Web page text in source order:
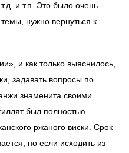
и т.п. Это было очень
нужно вернуться к
и как только выяснилось,
задавать вопросы по
знаменита своими
был полностью
ржаного виски. Срок
но если исходить из